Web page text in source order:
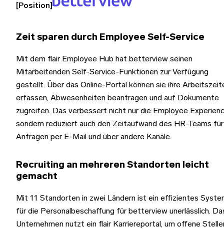
[Position]
Zeit sparen durch Employee Self-Service
Mit dem flair Employee Hub hat betterview seinen
Mitarbeitenden Self-Service-Funktionen zur Verfügung
gestellt. Über das Online-Portal können sie ihre
erfassen, Abwesenheiten beantragen und auf Dokumente
zugreifen. Das verbessert nicht nur die Employee
sondern reduziert auch den Zeitaufwand des HR-Teams für
Anfragen per E-Mail und über andere Kanäle.
Recruiting an mehreren Standorten leicht
gemacht
Mit 11 Standorten in zwei Ländern ist ein effizientes
für die Personalbeschaffung für betterview unerlässlich.
Unternehmen nutzt ein flair Karriereportal, um offene